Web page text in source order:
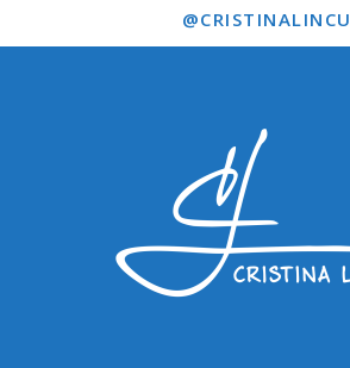
@CRISTINALINCU